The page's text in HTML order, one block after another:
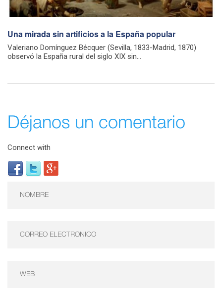
Una mirada sin artificios a la España popular
Valeriano Domínguez Bécquer (Sevilla, 1833-Madrid, 1870)
observó la España rural del siglo XIX sin...
Déjanos un comentario
Connect with